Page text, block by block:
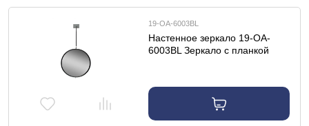
19-OA-6003BL
Настенное зеркало 19-OA-
6003BL Зеркало с планкой